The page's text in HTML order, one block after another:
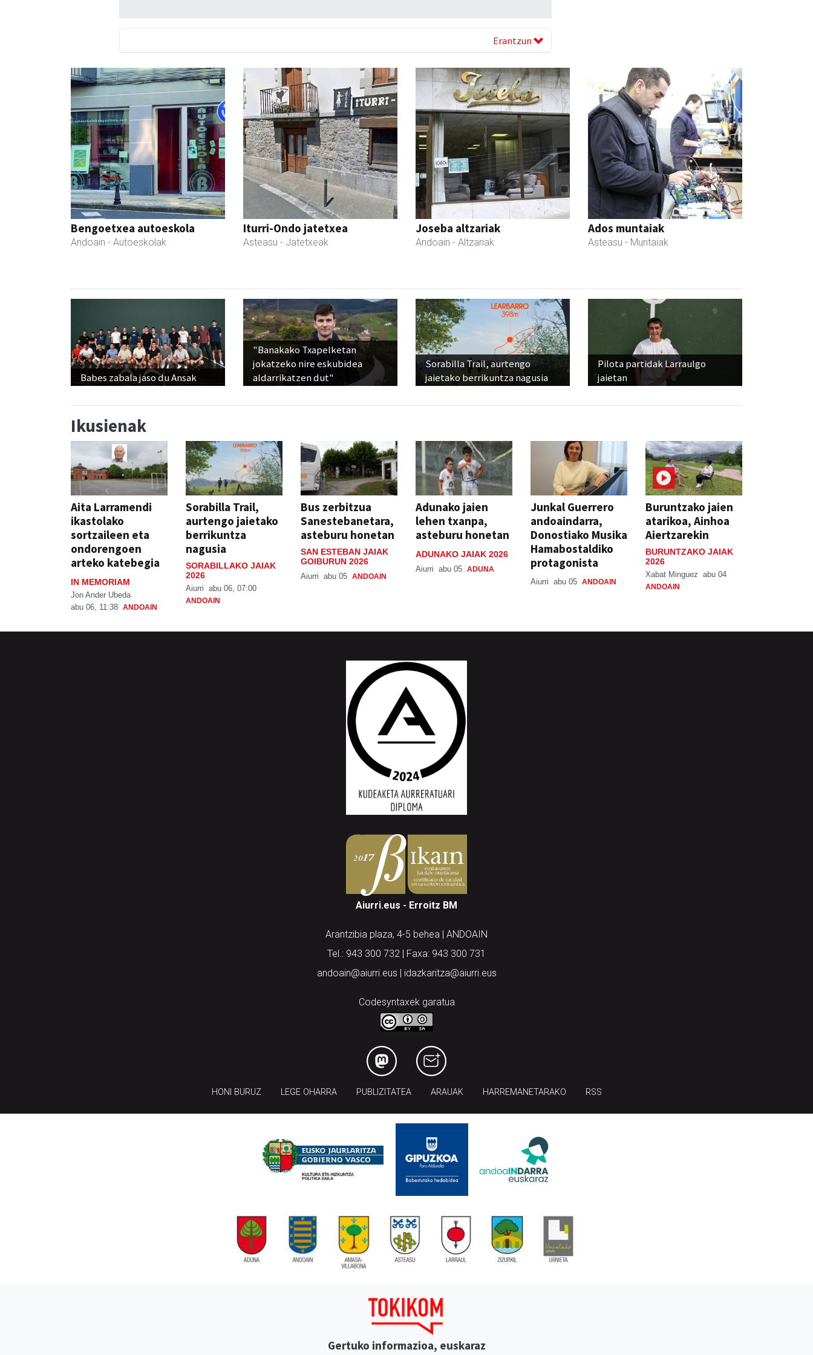
Erantzun
Bengoetxea autoeskola
Andoain - Autoeskolak
Iturri-Ondo jatetxea
Asteasu - Jatetxeak
Joseba altzariak
Andoain - Altzariak
Ados muntaiak
Asteasu - Muntaiak
Babes zabala jaso du Ansak
"Banakako Txapelketan
jokatzeko nire eskubidea
aldarrikatzen dut"
Sorabilla Trail, aurtengo
jaietako berrikuntza nagusia
Pilota partidak Larraulgo
jaietan
Ikusienak
Aita Larramendi
ikastolako
sortzaileen eta
ondorengoen
arteko katebegia
IN MEMORIAM
Jon Ander Ubeda
abu 06, 11:38 ANDOAIN
Sorabilla Trail,
aurtengo jaietako
berrikuntza
nagusia
SORABILLAKO JAIAK
2026
Aiurri abu 06, 07:00
ANDOAIN
Bus zerbitzua
Sanestebanetara,
asteburu honetan
SAN ESTEBAN JAIAK
GOIBURUN 2026
Aiurri abu 05 ANDOAIN
Adunako jaien
lehen txanpa,
asteburu honetan
ADUNAKO JAIAK 2026
Aiurri abu 05 ADUNA
Junkal Guerrero
andoaindarra,
Donostiako Musika
Hamabostaldiko
protagonista
Aiurri abu 05 ANDOAIN
Buruntzako jaien
atarikoa, Ainhoa
Aiertzarekin
BURUNTZAKO JAIAK
2026
Xabat Minguez abu 04
ANDOAIN
Aiurri.eus - Erroitz BM
Arantzibia plaza, 4-5 behea | ANDOAIN
Tel.: 943 300 732 | Faxa: 943 300 731
andoain@aiurri.eus | idazkaritza@aiurri.eus
Codesyntaxek garatua
HONI BURUZ LEGE OHARRA PUBLIZITATEA ARAUAK HARREMANETARAKO RSS
Gertuko informazioa, euskaraz